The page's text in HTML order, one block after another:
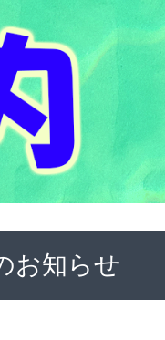
お知らせ